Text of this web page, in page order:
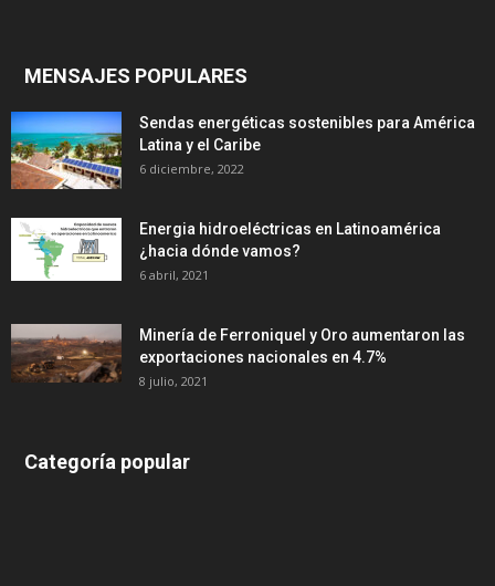
MENSAJES POPULARES
Sendas energéticas sostenibles para América
Latina y el Caribe
6 diciembre, 2022
Energia hidroeléctricas en Latinoamérica
¿hacia dónde vamos?
6 abril, 2021
Minería de Ferroniquel y Oro aumentaron las
exportaciones nacionales en 4.7%
8 julio, 2021
Categoría popular